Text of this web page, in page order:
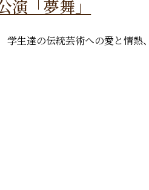
「夢舞」
学生達の伝統芸術への愛と情